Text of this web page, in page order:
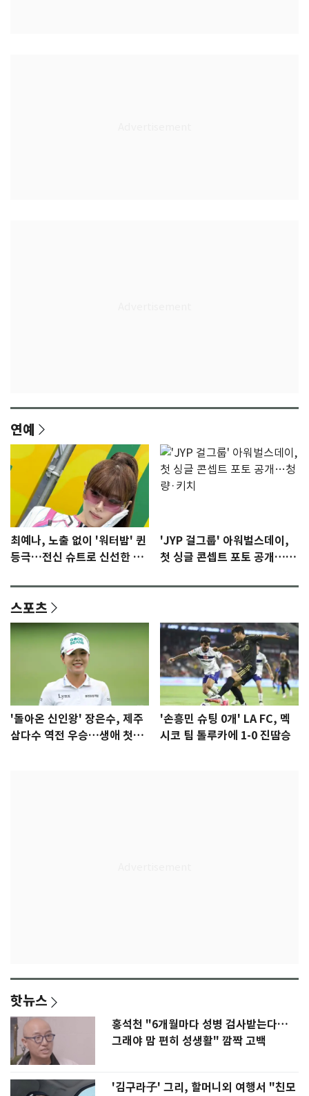
연예
최예나, 노출 없이 '워터밤' 퀸
등극…전신 슈트로 신선한 충
'JYP 걸그룹' 아워벌스데이,
첫 싱글 콘셉트 포토 공개…청
스포츠
'돌아온 신인왕' 장은수, 제주
삼다수 역전 우승…생애 첫승
'손흥민 슈팅 0개' LA FC, 멕
시코 팀 톨루카에 1-0 진땀승
핫뉴스
홍석천 "6개월마다 성병 검사받는다…
그래야 맘 편히 성생활" 깜짝 고백
'김구라子' 그리, 할머니외 여행서 "친모